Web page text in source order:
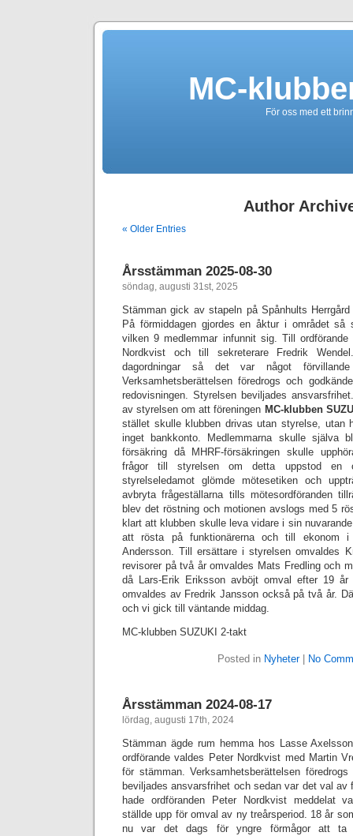
MC-
För oss med ett
Author
« Older Entries
Årsstämman 2025-08-30
söndag, augusti 31st, 2025
Stämman gick av stapeln på Spånhults
På förmiddagen gjordes en åktur i området så
vilken 9 medlemmar infunnit sig. Till
Nordkvist och till sekreterare Fredrik
dagordningar så det var något
Verksamhetsberättelsen föredrogs och
redovisningen. Styrelsen beviljades
av styrelsen om att föreningen MC-klubben
stället skulle klubben drivas utan styrelse, utan
inget bankkonto. Medlemmarna skulle själva
försäkring då MHRF-försäkringen skulle
frågor till styrelsen om detta uppstod en
styrelseledamot glömde mötesetiken och
avbryta frågeställarna tills mötesordföranden
blev det röstning och motionen avslogs med 5
klart att klubben skulle leva vidare i sin
att rösta på funktionärerna och till ekonom
Andersson. Till ersättare i styrelsen omvaldes
revisorer på två år omvaldes Mats Fredling och
då Lars-Erik Eriksson avböjt omval efter 19 år
omvaldes av Fredrik Jansson också på två år.
och vi gick till väntande middag.
MC-klubben SUZUKI 2-takt
Posted in Nyheter| No
Årsstämman 2024-08-17
lördag, augusti 17th, 2024
Stämman ägde rum hemma hos Lasse
ordförande valdes Peter Nordkvist med Martin
för stämman. Verksamhetsberättelsen
beviljades ansvarsfrihet och sedan var det val av
hade ordföranden Peter Nordkvist meddelat
ställde upp för omval av ny treårsperiod. 18 år
nu var det dags för yngre förmågor att ta